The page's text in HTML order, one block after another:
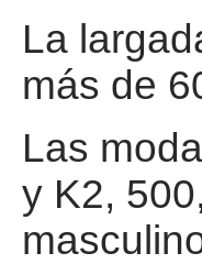
La
más de
Las
y K2,